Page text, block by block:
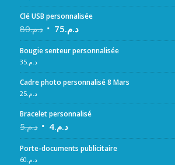
Clé USB personnalisée
د.م.80 د.م.75
Bougie senteur personnalisée
د.م.35
Cadre photo personnalisé 8 Mars
د.م.25
Bracelet personnalisé
د.م.5 د.م.4
Porte-documents publicitaire
د.م.60